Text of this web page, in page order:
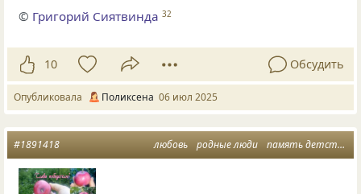
© Григорий Сиятвинда 32
10 Обсудить
Опубликовала Поликсена 06 июл 2025
любовь родные люди память детства
#1891418